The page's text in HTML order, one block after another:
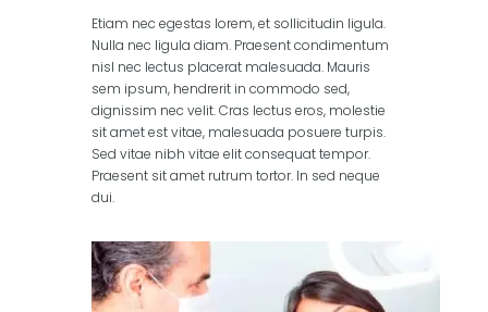
Etiam nec egestas lorem, et sollicitudin ligula.
Nulla nec ligula diam. Praesent condimentum
nisl nec lectus placerat malesuada. Mauris
sem ipsum, hendrerit in commodo sed,
dignissim nec velit. Cras lectus eros, molestie
sit amet est vitae, malesuada posuere turpis.
Sed vitae nibh vitae elit consequat tempor.
Praesent sit amet rutrum tortor. In sed neque
dui.